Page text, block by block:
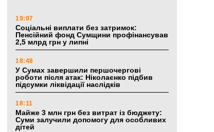
19:07
Соціальні виплати без затримок:
Пенсійний фонд Сумщини профінансував
2,5 млрд грн у липні
18:48
У Сумах завершили першочергові
роботи після атак: Ніколаєнко підбив
підсумки ліквідації наслідків
18:11
Майже 3 млн грн без витрат із бюджету:
Суми залучили допомогу для особливих
дітей